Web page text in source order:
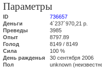
Параметры
ID
736657
Деньги
4`237`970,21 р.
Преведы
3985
Опыт
8797.89
Голод
8149 / 8149
Сила
100 %
День ражденья
30 сентября 2006
Пол
unknown